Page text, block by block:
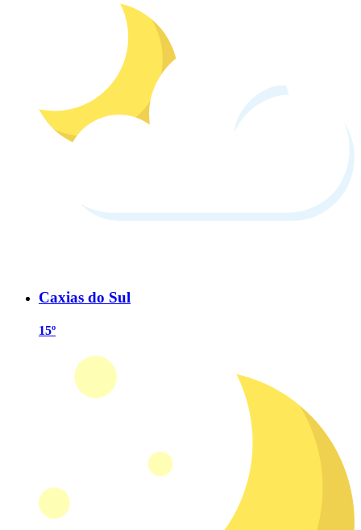
Caxias do Sul
15º